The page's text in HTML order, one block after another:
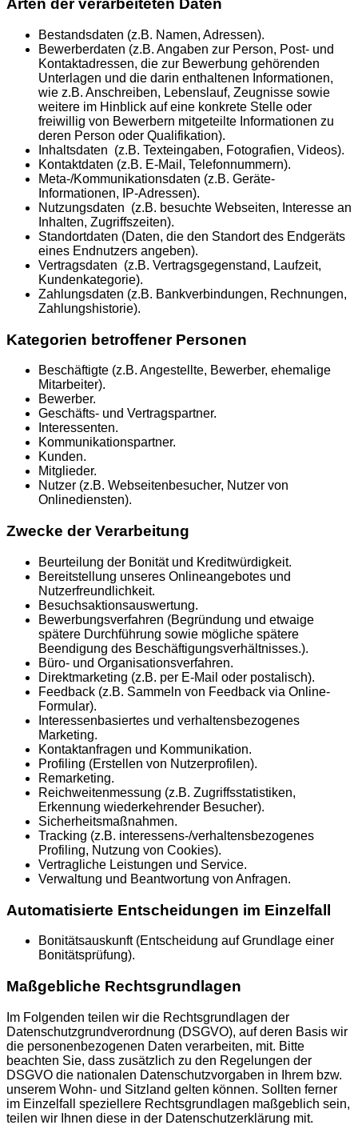
Arten der verarbeiteten Daten
Bestandsdaten (z.B. Namen, Adressen).
Bewerberdaten (z.B. Angaben zur Person, Post- und
Kontaktadressen, die zur Bewerbung gehörenden
Unterlagen und die darin enthaltenen Informationen,
wie z.B. Anschreiben, Lebenslauf, Zeugnisse sowie
weitere im Hinblick auf eine konkrete Stelle oder
freiwillig von Bewerbern mitgeteilte Informationen zu
deren Person oder Qualifikation).
Inhaltsdaten (z.B. Texteingaben, Fotografien, Videos).
Kontaktdaten (z.B. E-Mail, Telefonnummern).
Meta-/Kommunikationsdaten (z.B. Geräte-
Informationen, IP-Adressen).
Nutzungsdaten (z.B. besuchte Webseiten, Interesse an
Inhalten, Zugriffszeiten).
Standortdaten (Daten, die den Standort des Endgeräts
eines Endnutzers angeben).
Vertragsdaten (z.B. Vertragsgegenstand, Laufzeit,
Kundenkategorie).
Zahlungsdaten (z.B. Bankverbindungen, Rechnungen,
Zahlungshistorie).
Kategorien betroffener Personen
Beschäftigte (z.B. Angestellte, Bewerber, ehemalige
Mitarbeiter).
Bewerber.
Geschäfts- und Vertragspartner.
Interessenten.
Kommunikationspartner.
Kunden.
Mitglieder.
Nutzer (z.B. Webseitenbesucher, Nutzer von
Onlinediensten).
Zwecke der Verarbeitung
Beurteilung der Bonität und Kreditwürdigkeit.
Bereitstellung unseres Onlineangebotes und
Nutzerfreundlichkeit.
Besuchsaktionsauswertung.
Bewerbungsverfahren (Begründung und etwaige
spätere Durchführung sowie mögliche spätere
Beendigung des Beschäftigungsverhältnisses.).
Büro- und Organisationsverfahren.
Direktmarketing (z.B. per E-Mail oder postalisch).
Feedback (z.B. Sammeln von Feedback via Online-
Formular).
Interessenbasiertes und verhaltensbezogenes
Marketing.
Kontaktanfragen und Kommunikation.
Profiling (Erstellen von Nutzerprofilen).
Remarketing.
Reichweitenmessung (z.B. Zugriffsstatistiken,
Erkennung wiederkehrender Besucher).
Sicherheitsmaßnahmen.
Tracking (z.B. interessens-/verhaltensbezogenes
Profiling, Nutzung von Cookies).
Vertragliche Leistungen und Service.
Verwaltung und Beantwortung von Anfragen.
Automatisierte Entscheidungen im Einzelfall
Bonitätsauskunft (Entscheidung auf Grundlage einer
Bonitätsprüfung).
Maßgebliche Rechtsgrundlagen
Im Folgenden teilen wir die Rechtsgrundlagen der
Datenschutzgrundverordnung (DSGVO), auf deren Basis wir
die personenbezogenen Daten verarbeiten, mit. Bitte
beachten Sie, dass zusätzlich zu den Regelungen der
DSGVO die nationalen Datenschutzvorgaben in Ihrem bzw.
unserem Wohn- und Sitzland gelten können. Sollten ferner
im Einzelfall speziellere Rechtsgrundlagen maßgeblich sein,
teilen wir Ihnen diese in der Datenschutzerklärung mit.